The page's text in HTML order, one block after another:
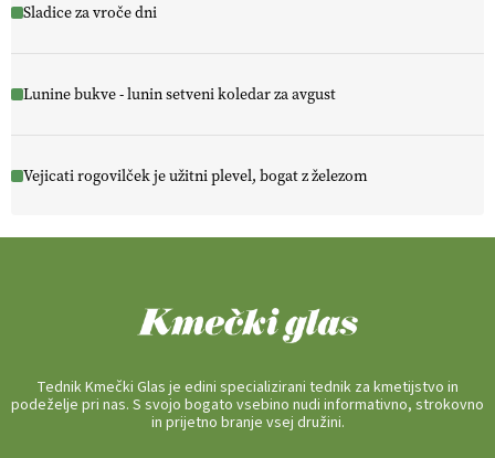
Sladice za vroče dni
Lunine bukve - lunin setveni koledar za avgust
Vejicati rogovilček je užitni plevel, bogat z železom
Tednik Kmečki Glas je edini specializirani tednik za kmetijstvo in
podeželje pri nas. S svojo bogato vsebino nudi informativno, strokovno
in prijetno branje vsej družini.